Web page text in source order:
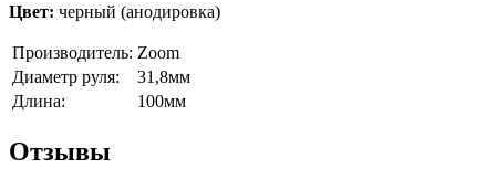
Цвет: черный (анодировка)
Производитель: Zoom
Диаметр руля:
31,8мм
Длина:
100мм
Отзывы